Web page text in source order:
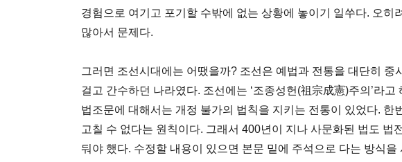
경험으로 여기고 포기할 수밖에 없는 상황에 놓이기 일쑤다. 오히
많아서 문제다.
그러면 조선시대에는 어땠을까? 조선은 예법과 전통을 대단히 중
걸고 간수하던 나라였다. 조선에는 ‘조종성헌(祖宗成憲)주의’라고
법조문에 대해서는 개정 불가의 법칙을 지키는 전통이 있었다. 한
고칠 수 없다는 원칙이다. 그래서 400년이 지나 사문화된 법도 법
둬야 했다. 수정할 내용이 있으면 본문 밑에 주석으로 다는 방식을